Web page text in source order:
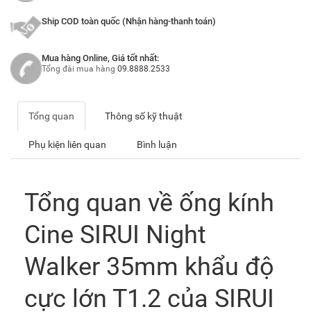
Ship COD toàn quốc (Nhận hàng-thanh toán)
Mua hàng Online, Giá tốt nhất:
Tổng đài mua hàng 09.8888.2533
Tổng quan Thông số kỹ thuật
Phụ kiện liên quan Bình luận
Tổng quan về ống kính
Cine SIRUI Night
Walker 35mm khẩu độ
cực lớn T1.2 của SIRUI